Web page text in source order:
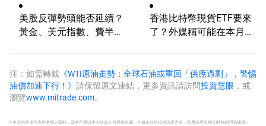
美股反彈勢頭能否延續？
黃金、美元指數、費半指
香港比特幣現貨ETF要來
了？外媒稱可能在本月推
注：如需轉載 《WTI原油走勢：全球石油或重回「供應過剩」，警惕
油價加速下行！》 請保留原文連結，更多資訊請訪問投資慧眼 ，或
瀏覽www.mitrade.com。
* 本文內容僅代表作者個人觀點，讀者不應以本文作為任何投資依據。在做出任何投資決定之前，您應該尋求獨立財務顧問的建議，